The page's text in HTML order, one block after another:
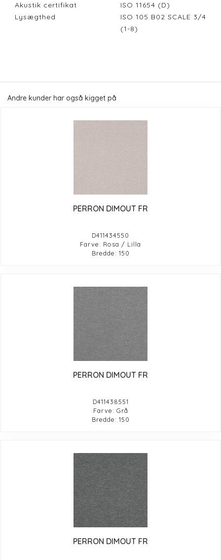
Akustik certifikat
ISO 11654 (D)
Lysægthed
ISO 105 B02 SCALE 3/4
(1-8)
Andre kunder har også kigget på
PERRON DIMOUT FR
D411434550
Farve: Rosa / Lilla
Bredde: 150
PERRON DIMOUT FR
D411438551
Farve: Grå
Bredde: 150
PERRON DIMOUT FR